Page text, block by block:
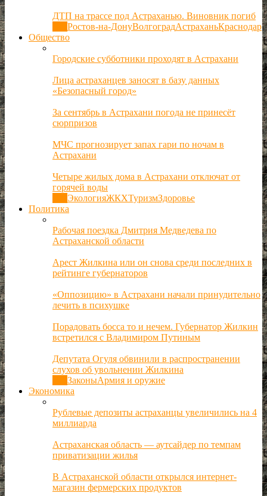
ДТП на трассе под Астраханью. Виновник погиб
Ростов-на-ДонуВолгоградАстраханьКраснодар
Общество
Городские субботники проходят в Астрахани
Лица астраханцев заносят в базу данных
«Безопасный город»
За сентябрь в Астрахани погода не принесёт
сюрпризов
МЧС прогнозирует запах гари по ночам в
Астрахани
Четыре жилых дома в Астрахани отключат от
горячей воды
ЭкологияЖКХТуризмЗдоровье
Политика
Рабочая поездка Дмитрия Медведева по
Астраханской области
Арест Жилкина или он снова среди последних в
рейтинге губернаторов
«Оппозицию» в Астрахани начали принудительно
лечить в психушке
Порадовать босса то и нечем. Губернатор Жилкин
встретился с Владимиром Путиным
Депутата Огуля обвинили в распространении
слухов об увольнении Жилкина
ЗаконыАрмия и оружие
Экономика
Рублевые депозиты астраханцы увеличились на 4
миллиарда
Астраханская область — аутсайдер по темпам
приватизации жилья
В Астраханской области открылся интернет-
магазин фермерских продуктов